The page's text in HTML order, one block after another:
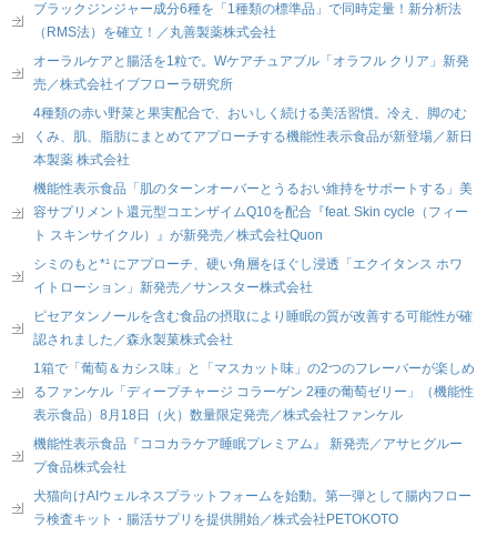
ブラックジンジャー成分6種を「1種類の標準品」で同時定量！新分析法
（RMS法）を確立！／丸善製薬株式会社
オーラルケアと腸活を1粒で。Wケアチュアブル「オラフル クリア」新発
売／株式会社イブフローラ研究所
4種類の赤い野菜と果実配合で、おいしく続ける美活習慣。冷え、脚のむ
くみ、肌、脂肪にまとめてアプローチする機能性表示食品が新登場／新日
本製薬 株式会社
機能性表示食品「肌のターンオーバーとうるおい維持をサポートする」美
容サプリメント還元型コエンザイムQ10を配合『feat. Skin cycle（フィー
ト スキンサイクル）』が新発売／株式会社Quon
シミのもと*¹ にアプローチ、硬い角層をほぐし浸透「エクイタンス ホワ
イトローション」新発売／サンスター株式会社
ピセアタンノールを含む食品の摂取により睡眠の質が改善する可能性が確
認されました／森永製菓株式会社
1箱で「葡萄＆カシス味」と「マスカット味」の2つのフレーバーが楽しめ
るファンケル「ディープチャージ コラーゲン 2種の葡萄ゼリー」（機能性
表示食品）8月18日（火）数量限定発売／株式会社ファンケル
機能性表示食品『ココカラケア睡眠プレミアム』 新発売／アサヒグルー
プ食品株式会社
犬猫向けAIウェルネスプラットフォームを始動。第一弾として腸内フロー
ラ検査キット・腸活サプリを提供開始／株式会社PETOKOTO